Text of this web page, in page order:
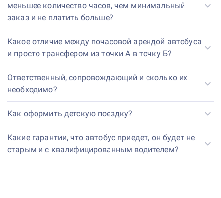
меньшее количество часов, чем минимальный
заказ и не платить больше?
Какое отличие между почасовой арендой автобуса
и просто трансфером из точки А в точку Б?
Ответственный, сопровождающий и сколько их
необходимо?
Как оформить детскую поездку?
Какие гарантии, что автобус приедет, он будет не
старым и с квалифицированным водителем?